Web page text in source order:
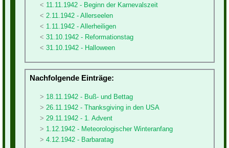
11.11.1942 - Beginn der Karnevalszeit
2.11.1942 - Allerseelen
1.11.1942 - Allerheiligen
31.10.1942 - Reformationstag
31.10.1942 - Halloween
Nachfolgende Einträge:
18.11.1942 - Buß- und Bettag
26.11.1942 - Thanksgiving in den USA
29.11.1942 - 1. Advent
1.12.1942 - Meteorologischer Winteranfang
4.12.1942 - Barbaratag